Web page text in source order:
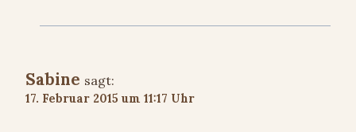
Sabine sagt:
17. Februar 2015 um 11:17 Uhr